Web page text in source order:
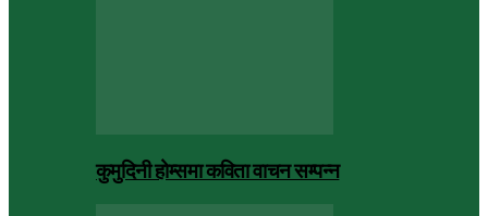
कुमुदिनी होम्समा कविता वाचन सम्पन्न